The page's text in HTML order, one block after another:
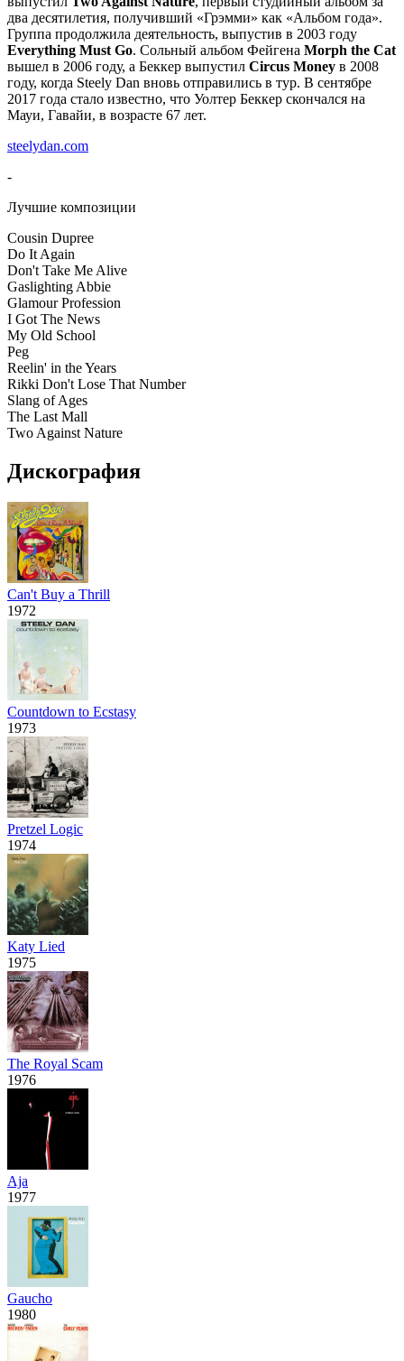
два десятилетия, получивший «Грэмми» как «Альбом года».
Группа продолжила деятельность, выпустив в 2003 году
Everything Must Go. Сольный альбом Фейгена Morph the Cat
вышел в 2006 году, а Беккер выпустил Circus Money в 2008
году, когда Steely Dan вновь отправились в тур. В сентябре
2017 года стало известно, что Уолтер Беккер скончался на
Мауи, Гавайи, в возрасте 67 лет.
steelydan.com
-
Лучшие композиции
Cousin Dupree
Do It Again
Don't Take Me Alive
Gaslighting Abbie
Glamour Profession
I Got The News
My Old School
Peg
Reelin' in the Years
Rikki Don't Lose That Number
Slang of Ages
The Last Mall
Two Against Nature
Дискография
Can't Buy a Thrill
1972
Countdown to Ecstasy
1973
Pretzel Logic
1974
Katy Lied
1975
The Royal Scam
1976
Aja
1977
Gaucho
1980